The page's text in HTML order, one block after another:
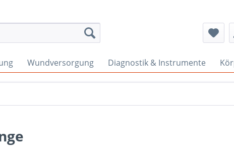
Wundversorgung Diagnostik & Instrumente